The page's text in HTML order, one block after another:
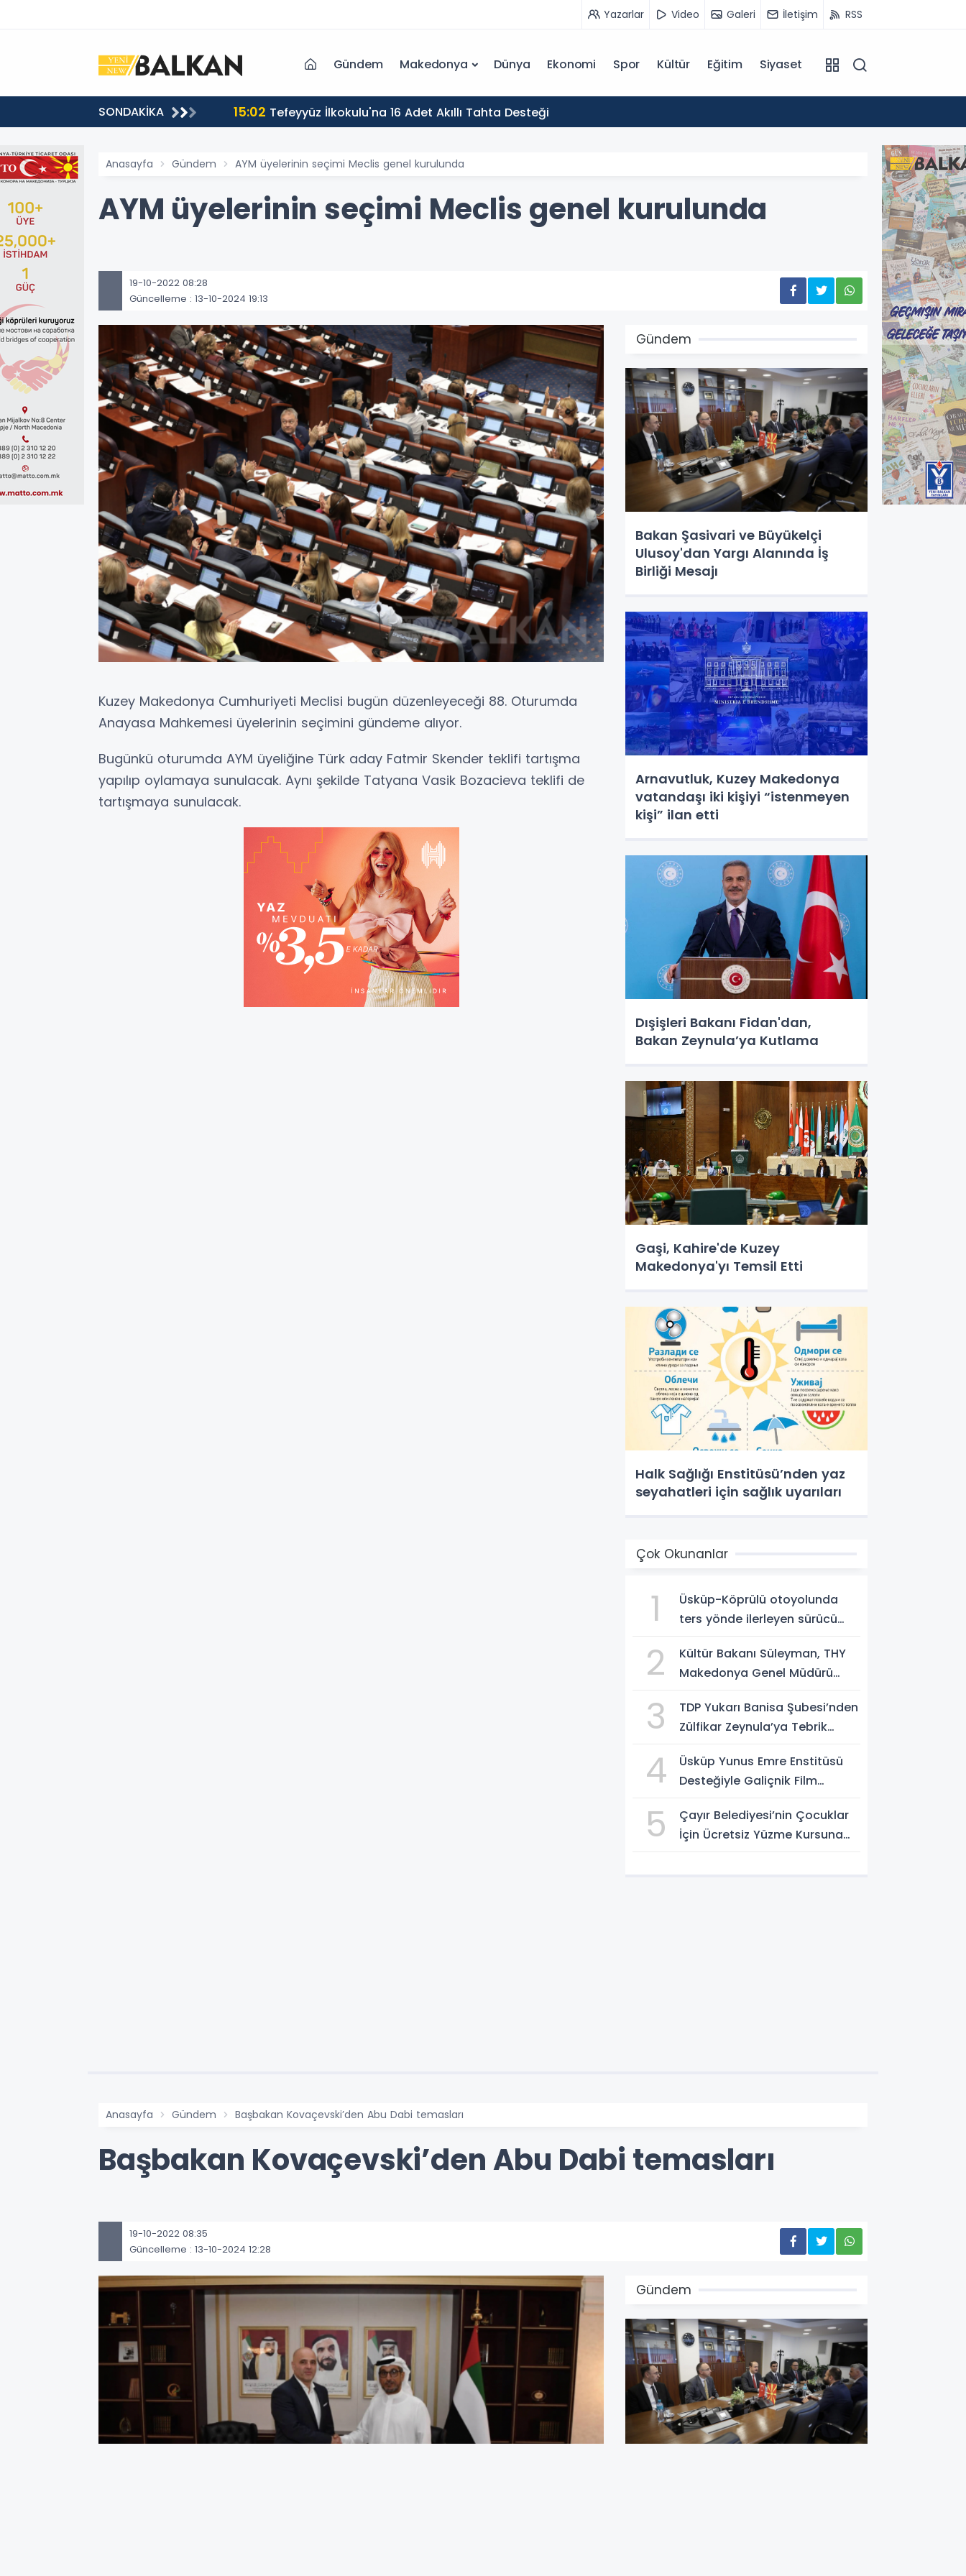
Yazarlar Video Galeri İletişim RSS
Gündem Makedonya Dünya Ekonomi Spor Kültür Eğitim Siyaset
SONDAKİKA 15:02 Tefeyyüz İlkokulu'na 16 Adet Akıllı Tahta Desteği
Anasayfa Gündem AYM üyelerinin seçimi Meclis genel kurulunda
AYM üyelerinin seçimi Meclis genel kurulunda
19-10-2022 08:28
Güncelleme : 13-10-2024 19:13
Kuzey Makedonya Cumhuriyeti Meclisi bugün düzenleyeceği 88. Oturumda
Anayasa Mahkemesi üyelerinin seçimini gündeme alıyor.
Bugünkü oturumda AYM üyeliğine Türk aday Fatmir Skender teklifi tartışma
yapılıp oylamaya sunulacak. Aynı şekilde Tatyana Vasik Bozacieva teklifi de
tartışmaya sunulacak.
Gündem
Bakan Şasivari ve Büyükelçi
Ulusoy'dan Yargı Alanında İş
Birliği Mesajı
Arnavutluk, Kuzey Makedonya
vatandaşı iki kişiyi “istenmeyen
kişi” ilan etti
Dışişleri Bakanı Fidan'dan,
Bakan Zeynula’ya Kutlama
Gaşi, Kahire'de Kuzey
Makedonya'yı Temsil Etti
Halk Sağlığı Enstitüsü’nden yaz
seyahatleri için sağlık uyarıları
Çok Okunanlar
1
Üsküp-Köprülü otoyolunda
ters yönde ilerleyen sürücü
2
Kültür Bakanı Süleyman, THY
Makedonya Genel Müdürü
3
TDP Yukarı Banisa Şubesi’nden
Zülfikar Zeynula’ya Tebrik
4
Üsküp Yunus Emre Enstitüsü
Desteğiyle Galiçnik Film
5
Çayır Belediyesi’nin Çocuklar
İçin Ücretsiz Yüzme Kursuna
Anasayfa Gündem Başbakan Kovaçevski’den Abu Dabi temasları
Başbakan Kovaçevski’den Abu Dabi temasları
19-10-2022 08:35
Güncelleme : 13-10-2024 12:28
Gündem